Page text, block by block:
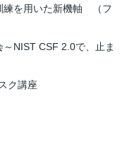
練を用いた新機軸 （フ
NIST CSF 2.0で、止ま
ク講座